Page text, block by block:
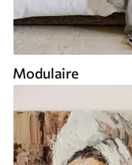
Modulaire